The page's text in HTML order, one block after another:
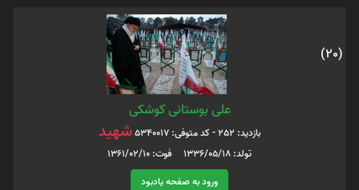
(20)
علی بوستانی کوشکی
بازدید: 252 - کد متوفی: 5340017 شهید
تولد: 1336/05/18 فوت: 1361/02/10
ورود به صفحه یادبود